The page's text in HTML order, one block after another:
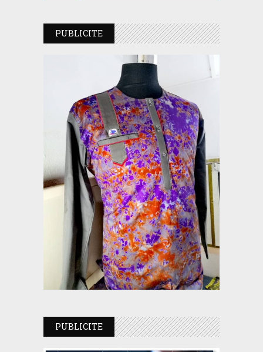
PUBLICITE
PUBLICITE